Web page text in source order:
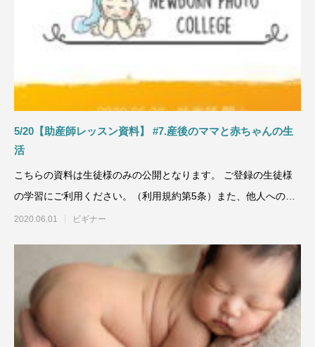
5/20【助産師レッスン資料】 #7.産後のママと赤ちゃんの生
活
こちらの資料は生徒様のみの公開となります。 ご登録の生徒様
の学習にご利用ください。（利用規約第5条）また、他人への譲
渡、コピーなど
2020.06.01 ビギナー